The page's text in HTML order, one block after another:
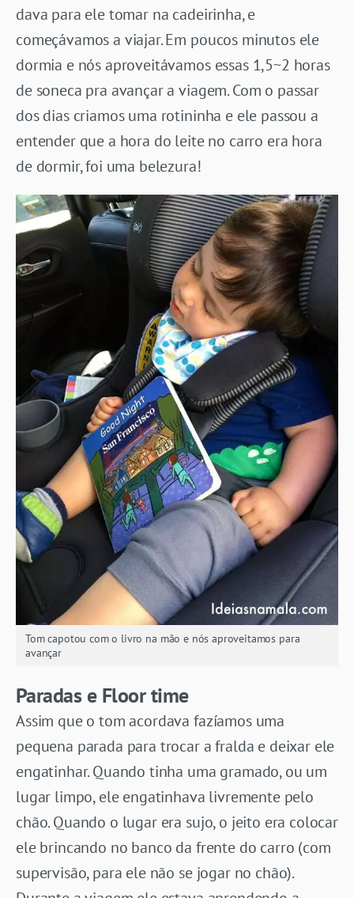
dava para ele tomar na cadeirinha, e
começávamos a viajar. Em poucos minutos ele
dormia e nós aproveitávamos essas 1,5~2 horas
de soneca pra avançar a viagem. Com o passar
dos dias criamos uma rotininha e ele passou a
entender que a hora do leite no carro era hora
de dormir, foi uma belezura!
Tom capotou com o livro na mão e nós aproveitamos para
avançar
Paradas e Floor time
Assim que o tom acordava fazíamos uma
pequena parada para trocar a fralda e deixar ele
engatinhar. Quando tinha uma gramado, ou um
lugar limpo, ele engatinhava livremente pelo
chão. Quando o lugar era sujo, o jeito era colocar
ele brincando no banco da frente do carro (com
supervisão, para ele não se jogar no chão).